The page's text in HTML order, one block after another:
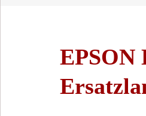
EPSON